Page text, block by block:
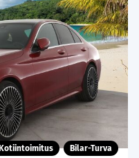
Kotiintoimitus Bilar-Turva